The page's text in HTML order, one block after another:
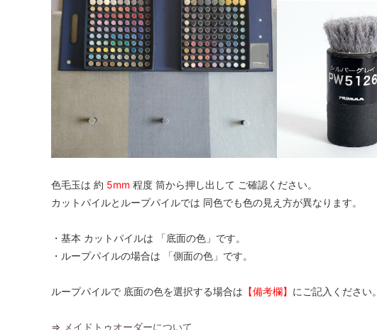
色毛玉は 約 5mm 程度 筒から押し出して ご確認ください。
カットパイルとループパイルでは 同色でも色の見え方が異なります。
・基本 カットパイルは 「底面の色」です。
・ループパイルの場合は 「側面の色」です。
ループパイルで 底面の色を選択する場合は 【備考欄】 にご記入ください。
⇒ メイドトゥオーダーについて